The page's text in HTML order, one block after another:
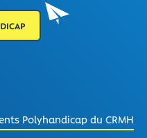
Polyhandicap du CRMH